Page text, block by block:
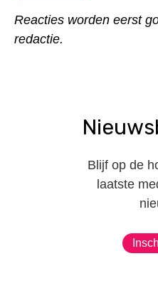
Reacties worden eerst
redactie.
Blijf op de
laatste